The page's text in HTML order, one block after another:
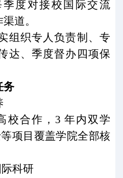
度对接校国际交流
道。
组织专人负责制、专
达、季度督办四项保
务
校合作， 3 年内双学
项目覆盖学院全部核
科研